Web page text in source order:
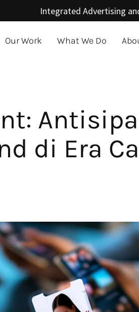
Integrated Advertising
Our Work What We Do
di Era